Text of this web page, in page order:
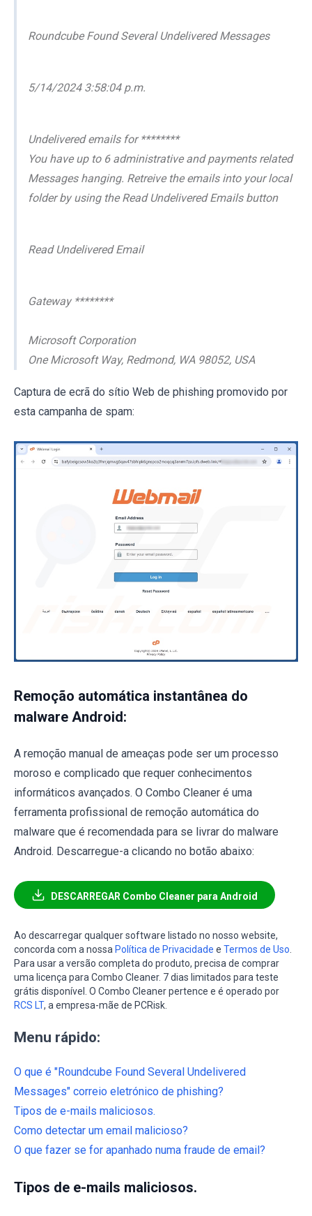
Roundcube Found Several Undelivered Messages
5/14/2024 3:58:04 p.m.
Undelivered emails for ********
You have up to 6 administrative and payments related
Messages hanging. Retreive the emails into your local
folder by using the Read Undelivered Emails button
Read Undelivered Email
Gateway ********
Microsoft Corporation
One Microsoft Way, Redmond, WA 98052, USA
Captura de ecrã do sítio Web de phishing promovido por
esta campanha de spam:
Remoção automática instantânea do
malware Android:
A remoção manual de ameaças pode ser um processo
moroso e complicado que requer conhecimentos
informáticos avançados. O Combo Cleaner é uma
ferramenta profissional de remoção automática do
malware que é recomendada para se livrar do malware
Android. Descarregue-a clicando no botão abaixo:
DESCARREGAR Combo Cleaner para Android
Ao descarregar qualquer software listado no nosso website,
concorda com a nossa Política de Privacidade e Termos de Uso
Para usar a versão completa do produto, precisa de comprar
uma licença para Combo Cleaner. 7 dias limitados para teste
grátis disponível. O Combo Cleaner pertence e é operado por
RCS LT, a empresa-mãe de PCRisk.
Menu rápido:
O que é "Roundcube Found Several Undelivered
Messages" correio eletrónico de phishing?
Tipos de e-mails maliciosos.
Como detectar um email malicioso?
O que fazer se for apanhado numa fraude de email?
Tipos de e-mails maliciosos.